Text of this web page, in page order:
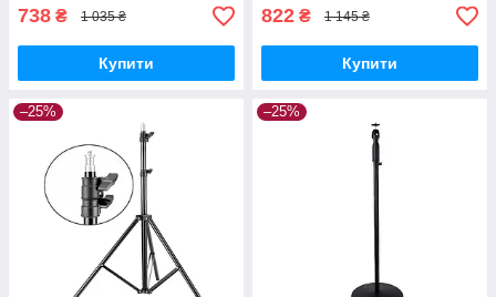
738 ₴ 1 035 ₴
Купити
822 ₴ 1 145 ₴
Купити
–25% –25%